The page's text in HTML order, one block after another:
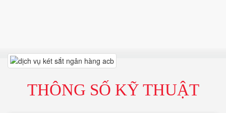
THÔNG SỐ KỸ THUẬT